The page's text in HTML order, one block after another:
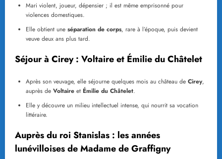
Mari violent, joueur, dépensier ; il est même emprisonné pour
violences domestiques.
Elle obtient une séparation de corps, rare à l’époque, puis devient
veuve deux ans plus tard.
Séjour à Cirey : Voltaire et Émilie du Châtelet
Après son veuvage, elle séjourne quelques mois au château de Cirey,
auprès de Voltaire et Émilie du Châtelet.
Elle y découvre un milieu intellectuel intense, qui nourrit sa vocation
littéraire.
Auprès du roi Stanislas : les années
lunévilloises de Madame de Graffigny